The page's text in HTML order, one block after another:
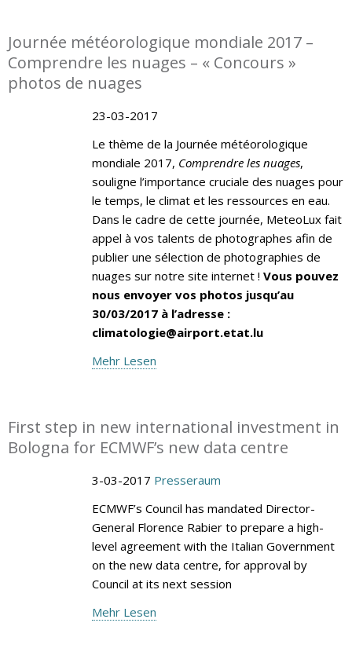
Journée météorologique mondiale 2017 –
Comprendre les nuages – « Concours »
photos de nuages
23-03-2017
Le thème de la Journée météorologique
mondiale 2017, Comprendre les nuages,
souligne l’importance cruciale des nuages pour
le temps, le climat et les ressources en eau.
Dans le cadre de cette journée, MeteoLux fait
appel à vos talents de photographes afin de
publier une sélection de photographies de
nuages sur notre site internet ! Vous pouvez
nous envoyer vos photos jusqu’au
30/03/2017 à l’adresse :
climatologie@airport.etat.lu
Mehr Lesen
First step in new international investment in
Bologna for ECMWF’s new data centre
3-03-2017 Presseraum
ECMWF’s Council has mandated Director-
General Florence Rabier to prepare a high-
level agreement with the Italian Government
on the new data centre, for approval by
Council at its next session
Mehr Lesen